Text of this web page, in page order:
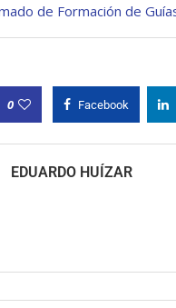
de Formación de
0 Facebook
EDUARDO HUÍZAR